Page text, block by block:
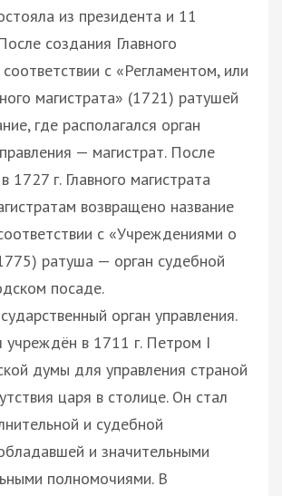
из президента и 11
создания Главного
с «Регламентом, или
магистрата» (1721) ратушей
где располагался орган
— магистрат. После
1727 г. Главного магистрата
возвращено название
с «Учреждениями о
ратуша — орган судебной
посаде.
орган управления.
учреждён в 1711 г. Петром I
думы для управления страной
царя в столице. Он стал
и судебной
и значительными
полномочиями. В